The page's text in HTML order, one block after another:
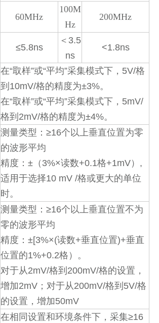
60MHz
100M
Hz
200MHz
≤5.8ns
＜ 3.5
ns
<1.8ns
在“取样”或“平均”采集模式下， 5V/格
到 10mV/格的精度为±3%。
在“取样”或“平均”采集模式下， 5mV/
格到 2mV/格的精度为±4%。
测量类型：≥16个以上垂直位置为零
的波形平均
精度：± （ 3%×读数+0.1格+1mV） ,
适用于选择10 mV /格或更大的单位
时。
测量类型：≥16个以上垂直位置不为
零的波形平均
精度：±[3%×(读数+垂直位置)+垂直
位置的1%+0.2格）。
对于从2mV/格到 200mV/格的设置，
增加2mV ；对于从200mV/格到 5V/格
的设置，增加50mV
在相同设置和环境条件下，采集≥16